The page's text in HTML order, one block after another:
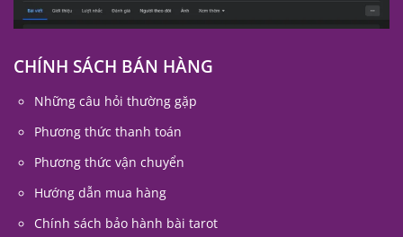
CHÍNH SÁCH BÁN HÀNG
Những câu hỏi thường gặp
Phương thức thanh toán
Phương thức vận chuyển
Hướng dẫn mua hàng
Chính sách bảo hành bài tarot